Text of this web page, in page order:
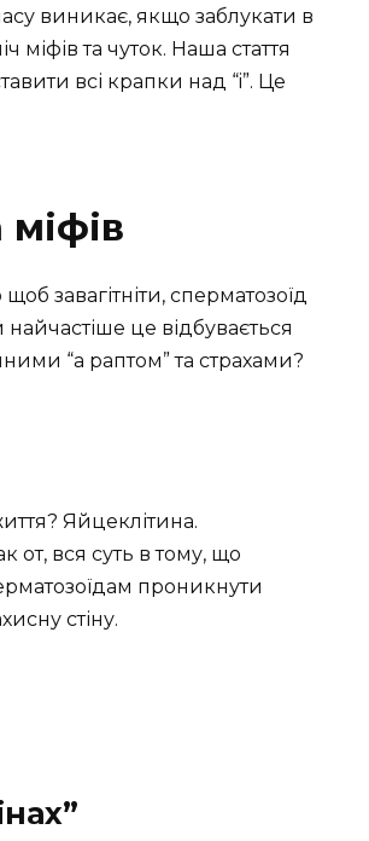
виникає, якщо заблукати в
міфів та чуток. Наша стаття
всі крапки над “i”. Це
завагітніти, сперматозоїд
це відбувається
“а раптом” та страхами?
Яйцеклітина.
от, вся суть в тому, що
проникнути
стіну.